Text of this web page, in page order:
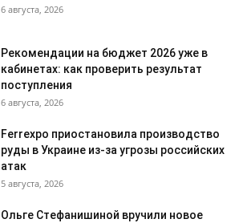
6 августа, 2026
Рекомендации на бюджет 2026 уже в
кабинетах: как проверить результат
поступления
6 августа, 2026
Ferrexpo приостановила производство
руды в Украине из-за угрозы российских
атак
5 августа, 2026
Ольге Стефанишиной вручили новое